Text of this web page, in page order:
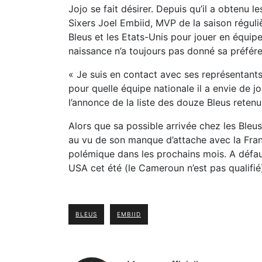
Jojo se fait désirer. Depuis qu’il a obtenu
Sixers Joel Embiid, MVP de la saison
Bleus et les Etats-Unis pour jouer en
naissance n’a toujours pas donné sa
« Je suis en contact avec ses
pour quelle équipe nationale il a envie de
l’annonce de la liste des douze Bleus
Alors que sa possible arrivée chez les
au vu de son manque d’attache avec la
polémique dans les prochains mois. A
USA cet été (le Cameroun n’est pas
BLEUS EMBIID